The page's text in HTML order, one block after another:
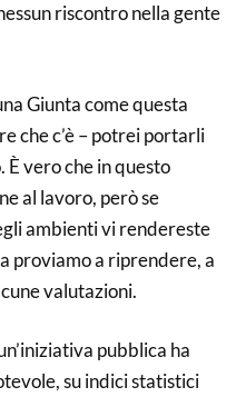
riscontro nella gente
Giunta come questa
che c’è – potrei portarli
È vero che in questo
al lavoro, però se
ambienti vi rendereste
proviamo a riprendere, a
valutazioni.
pubblica ha
su indici statistici